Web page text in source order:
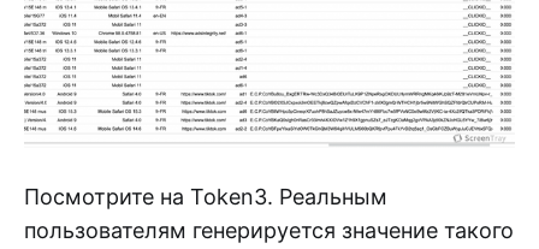
Посмотрите на Token3. Реальным
пользователям генерируется значение такого